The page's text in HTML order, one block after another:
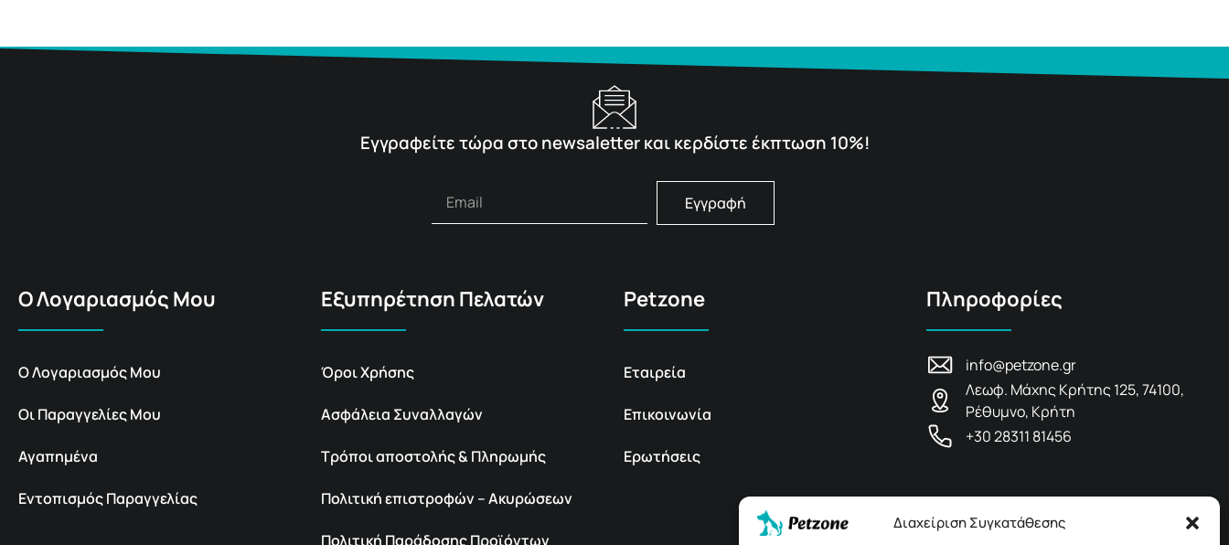
Διαχείριση Συγκατάθεσης
Εγγραφείτε τώρα στο newsaletter και κερδίστε έκπτωση 10%!
Εγγραφή
Ο Λογαριασμός Μου
Ο Λογαριασμός Μου
Οι Παραγγελίες Μου
Αγαπημένα
Εντοπισμός Παραγγελίας
Εξυπηρέτηση Πελατών
Όροι Χρήσης
Ασφάλεια Συναλλαγών
Τρόποι αποστολής & Πληρωμής
Πολιτική επιστροφών – Ακυρώσεων
Πολιτική Παράδοσης Προϊόντων
Petzone
Εταιρεία
Επικοινωνία
Ερωτήσεις
Πληροφορίες
info@petzone.gr
Λεωφ. Μάχης Κρήτης 125, 74100,
Ρέθυμνο, Κρήτη
+30 28311 81456